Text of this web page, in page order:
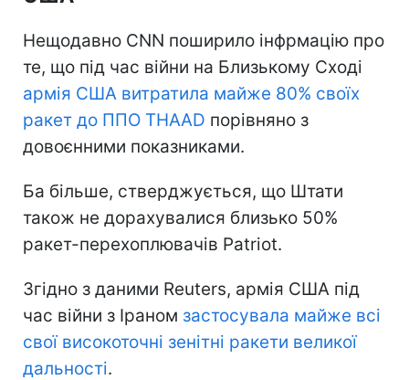
Нещодавно CNN поширило інфрмацію про
те, що під час війни на Близькому Сході
армія США витратила майже 80% своїх
ракет до ППО THAAD порівняно з
довоєнними показниками.
Ба більше, стверджується, що Штати
також не дорахувалися близько 50%
ракет-перехоплювачів Patriot.
Згідно з даними Reuters, армія США під
час війни з Іраном застосувала майже всі
свої високоточні зенітні ракети великої
дальності.